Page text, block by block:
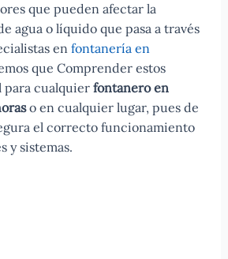
que pueden afectar la
agua o líquido que pasa a través
en fontanería en
que Comprender estos
para cualquier fontanero en
o en cualquier lugar, pues de
el correcto funcionamiento
y sistemas.